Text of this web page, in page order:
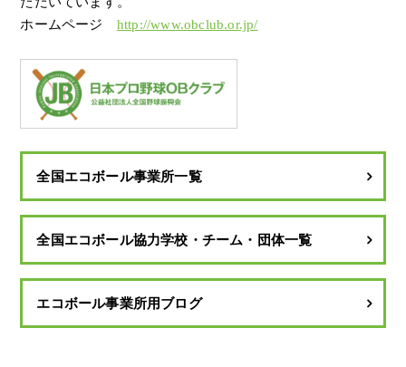
ホームページ http://www.obclub.or.jp/
全国エコボール事業所一覧
全国エコボール協力学校・チーム・団体一覧
エコボール事業所用ブログ